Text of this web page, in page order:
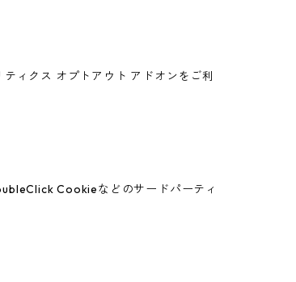
ィクス オプトアウト アドオンをご利
Cookieなどのサードパーティ